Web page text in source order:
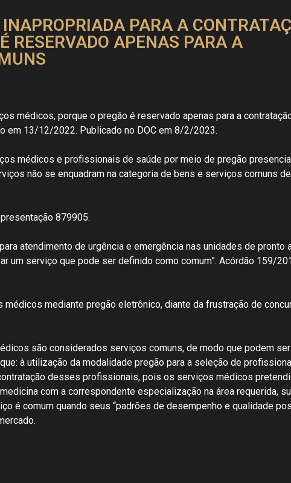
PARA A
RESERVADO APENAS PARA A
médicos, porque o pregão é reservado apenas para a
em 13/12/2022. Publicado no DOC em 8/2/2023.
médicos e profissionais de saúde por meio de pregão
não se enquadram na categoria de bens e serviços comuns
879905.
atendimento de urgência e emergência nas unidades de pronto
um serviço que pode ser definido como comum”. Acórdão 159/
mediante pregão eletrônico, diante da frustração de
são considerados serviços comuns, de modo que podem
à utilização da modalidade pregão para a seleção de
desses profissionais, pois os serviços médicos
com a correspondente especialização na área requerida,
é comum quando seus “padrões de desempenho e qualidade